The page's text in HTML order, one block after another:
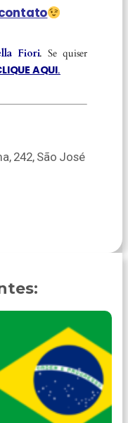
Fiori. Se quiser
AQUI.
242, São José